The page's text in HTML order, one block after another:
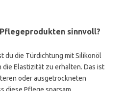
sinnvoll?
du die Türdichtung mit Silikonöl
die Elastizität zu erhalten. Das ist
oder ausgetrockneten